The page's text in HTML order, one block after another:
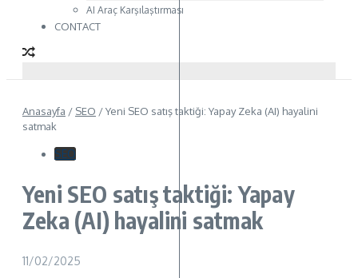
AI Araç Karşılaştırması
CONTACT
Anasayfa / SEO /Yeni SEO satış taktiği: Yapay Zeka (AI) hayalini
satmak
SEO
Yeni SEO satış taktiği: Yapay
Zeka (AI) hayalini satmak
11/02/2025